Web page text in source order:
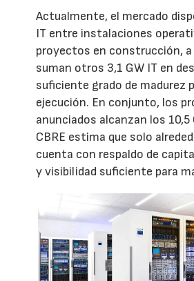
Actualmente, el mercado
IT entre instalaciones
proyectos en construcción, a
suman otros 3,1 GW IT en
suficiente grado de madurez
ejecución. En conjunto, los
anunciados alcanzan los 10,5
CBRE estima que solo
cuenta con respaldo de
y visibilidad suficiente para